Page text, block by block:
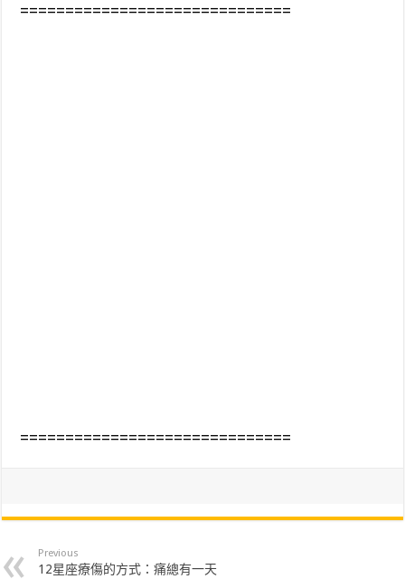
==============================
==============================
Previous
12星座療傷的方式：痛總有一天